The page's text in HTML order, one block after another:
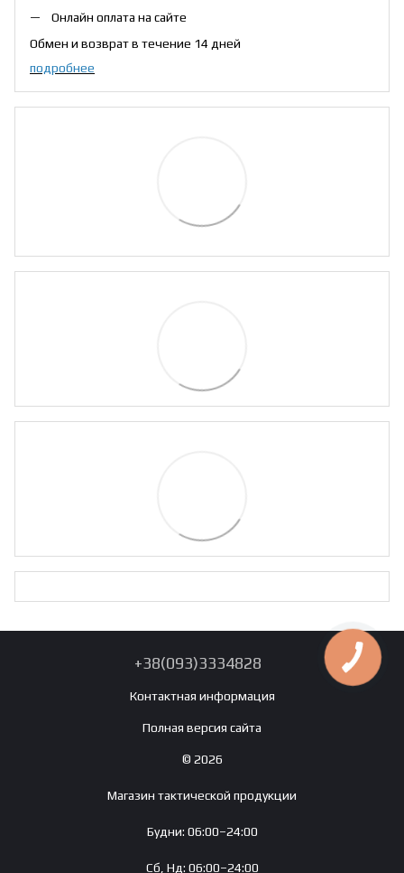
Онлайн оплата на сайте
Обмен и возврат в течение 14 дней
подробнее
+38(093)3334828
Контактная информация
Полная версия сайта
© 2026
Магазин тактической продукции
Будни: 06:00–24:00
Сб, Нд: 06:00–24:00